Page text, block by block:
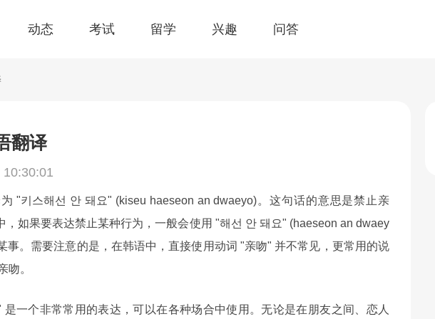
动态 考试 留学 兴趣 问答
翻译
10:30:01
"키스해선 안 돼요" (kiseu haeseon an dwaeyo)。这句话的意思是禁止亲
，如果要表达禁止某种行为，一般会使用 "해선 안 돼요" (haeseon an dwaey
事。需要注意的是，在韩语中，直接使用动词 "亲吻" 并不常见，更常用的说
吻。
是一个非常常用的表达，可以在各种场合中使用。无论是在朋友之间、恋人